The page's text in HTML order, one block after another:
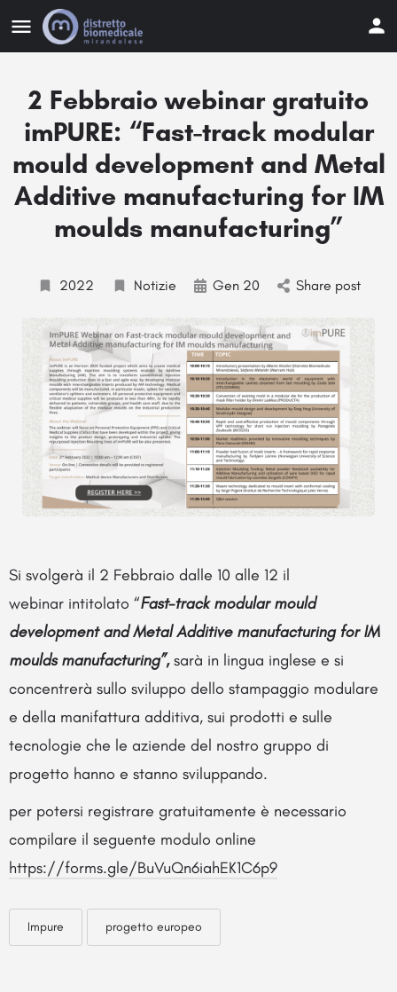
2 Febbraio webinar gratuito
imPURE: “Fast-track modular
mould development and Metal
Additive manufacturing for IM
moulds manufacturing”
2022 Notizie Gen 20 Share post
Si svolgerà il 2 Febbraio dalle 10 alle 12 il
webinar intitolato “Fast-track modular mould
development and Metal Additive manufacturing for IM
moulds manufacturing”,sarà in lingua inglese e si
concentrerà sullo sviluppo dello stampaggio modulare
e della manifattura additiva, sui prodotti e sulle
tecnologie che le aziende del nostro gruppo di
progetto hanno e stanno sviluppando.
per potersi registrare gratuitamente è necessario
compilare il seguente modulo online
https://forms.gle/BuVuQn6iahEK1C6p9
Impure progetto europeo